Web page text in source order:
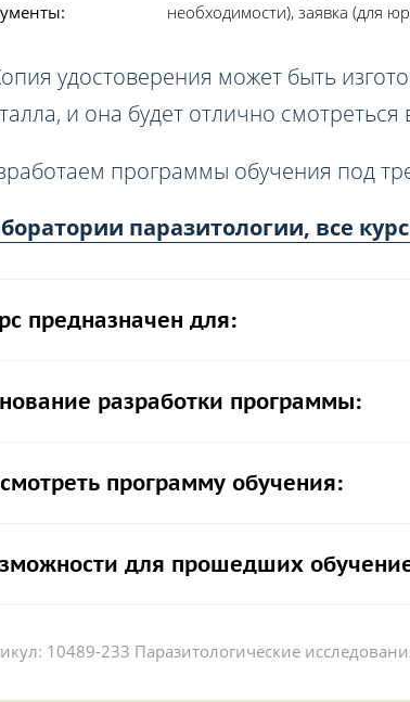
необходимости), заявка (для
удостоверения может быть
и она будет отлично
программы обучения под
паразитологии, все
предназначен для:
разработки программы:
программу обучения:
для прошедших
10489-233 Паразитологические